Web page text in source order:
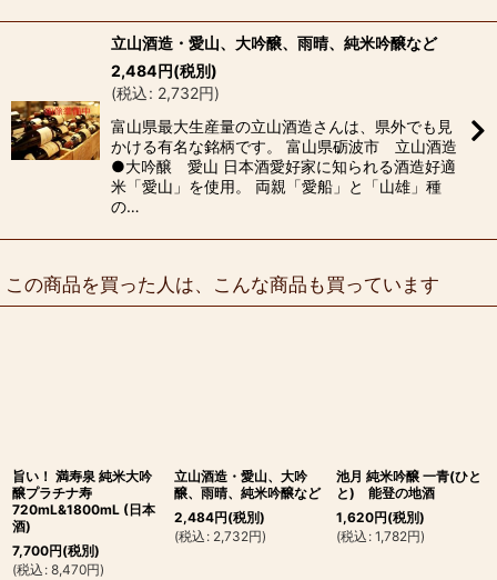
立山酒造・愛山、大吟醸、雨晴、純米吟醸など
2,484円(税別)
(税込: 2,732円)
富山県最大生産量の立山酒造さんは、県外でも見
かける有名な銘柄です。 富山県砺波市 立山酒造
●大吟醸 愛山 日本酒愛好家に知られる酒造好適
米「愛山」を使用。 両親「愛船」と「山雄」種
の…
この商品を買った人は、こんな商品も買っています
旨い！ 満寿泉 純米大吟
醸プラチナ寿
720mL&1800mL (日本
酒)
7,700円(税別)
(税込 : 8,470円)
立山酒造・愛山、大吟
醸、雨晴、純米吟醸など
2,484円(税別)
(税込 : 2,732円)
池月 純米吟醸 一青(ひと
と) 能登の地酒
1,620円(税別)
(税込 : 1,782円)